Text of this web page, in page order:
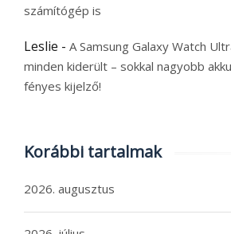
számítógép is
Leslie - A Samsung Galaxy Watch
minden kiderült – sokkal nagyobb
fényes kijelző!
Korábbi tartalmak
2026. augusztus